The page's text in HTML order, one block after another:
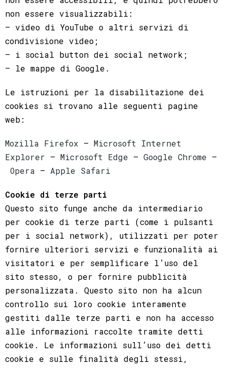
non essere visualizzabili:
– video di YouTube o altri servizi di
condivisione video;
– i social button dei social network;
– le mappe di Google.
Le istruzioni per la disabilitazione dei
cookies si trovano alle seguenti pagine
web:
Mozilla Firefox – Microsoft Internet
Explorer – Microsoft Edge – Google Chrome –
Opera – Apple Safari
Cookie di terze parti
Questo sito funge anche da intermediario
per cookie di terze parti (come i pulsanti
per i social network), utilizzati per poter
fornire ulteriori servizi e funzionalità ai
visitatori e per semplificare l’uso del
sito stesso, o per fornire pubblicità
personalizzata. Questo sito non ha alcun
controllo sui loro cookie interamente
gestiti dalle terze parti e non ha accesso
alle informazioni raccolte tramite detti
cookie. Le informazioni sull’uso dei detti
cookie e sulle finalità degli stessi,